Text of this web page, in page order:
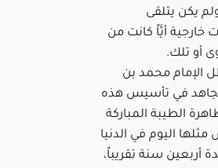
يكن يتلقى
خارجية أيَّاً كانت من
أو تلك.
الإمام محمد بن
في تأسيس هذه
الطيبة المباركة
مثلها اليوم في الدنيا
أربعين سنة تقريباً،